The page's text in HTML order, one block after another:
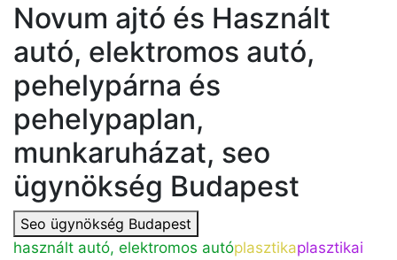
Novum ajtó és Használt
autó, elektromos autó,
pehelypárna és
pehelypaplan,
munkaruházat, seo
ügynökség Budapest
Seo ügynökség Budapest
használt autó, elektromos autóplasztikaplasztikai